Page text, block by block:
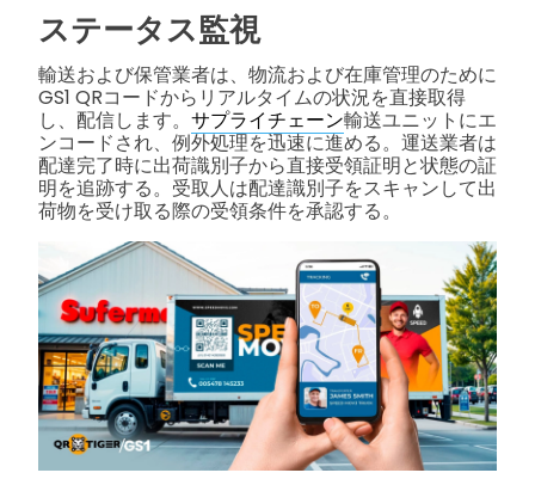
ステータス監視
輸送および保管業者は、物流および在庫管理のために
GS1 QRコードからリアルタイムの状況を直接取得
し、配信します。 サプライチェーン輸送ユニットにエ
ンコードされ、例外処理を迅速に進める。運送業者は
配達完了時に出荷識別子から直接受領証明と状態の証
明を追跡する。受取人は配達識別子をスキャンして出
荷物を受け取る際の受領条件を承認する。